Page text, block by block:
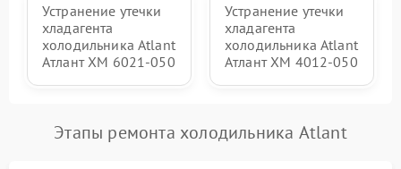
Устранение утечки
хладагента
холодильника Atlant
Атлант ХМ 6021-050
Устранение утечки
хладагента
холодильника Atlant
Атлант ХМ 4012-050
Этапы ремонта холодильника Atlant